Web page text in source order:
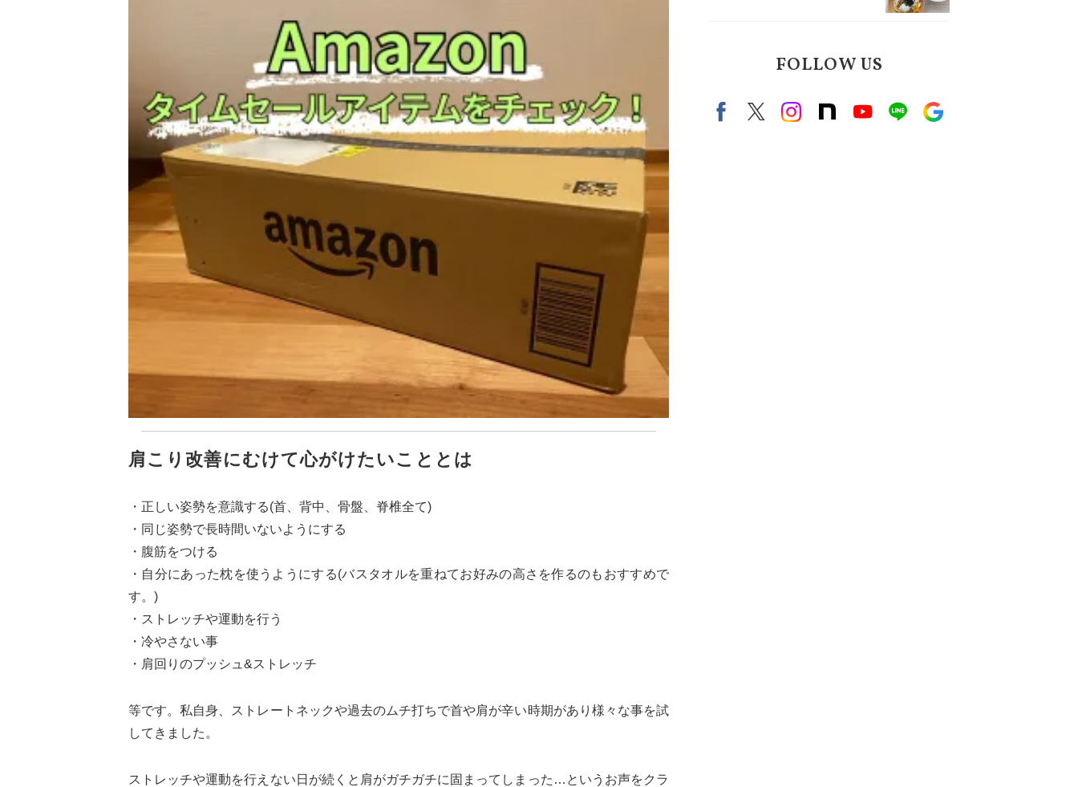
肩こり改善にむけて心がけたいこととは
・正しい姿勢を意識する(首、背中、骨盤、脊椎全て)
・同じ姿勢で長時間いないようにする
・腹筋をつける
・自分にあった枕を使うようにする(バスタオルを重ねてお好みの高さを作るのもおすすめで
す。)
・ストレッチや運動を行う
・冷やさない事
・肩回りのプッシュ&ストレッチ
等です。私自身、ストレートネックや過去のムチ打ちで首や肩が辛い時期があり様々な事を試
してきました。
ストレッチや運動を行えない日が続くと肩がガチガチに固まってしまった…というお声をクラ
FOLLOW US
FacebookX（旧twitter）
instagram
note Youtubeline